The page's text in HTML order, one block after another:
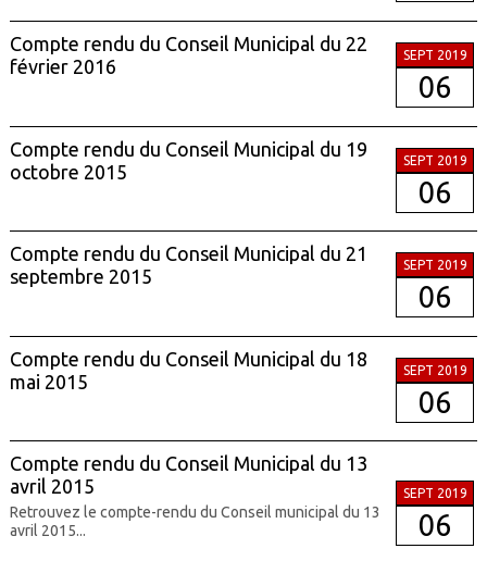
Compte rendu du Conseil Municipal du 22
février 2016
SEPT 2019
06
Compte rendu du Conseil Municipal du 19
octobre 2015
SEPT 2019
06
Compte rendu du Conseil Municipal du 21
septembre 2015
SEPT 2019
06
Compte rendu du Conseil Municipal du 18
mai 2015
SEPT 2019
06
Compte rendu du Conseil Municipal du 13
avril 2015
Retrouvez le compte-rendu du Conseil municipal du 13
avril 2015...
SEPT 2019
06